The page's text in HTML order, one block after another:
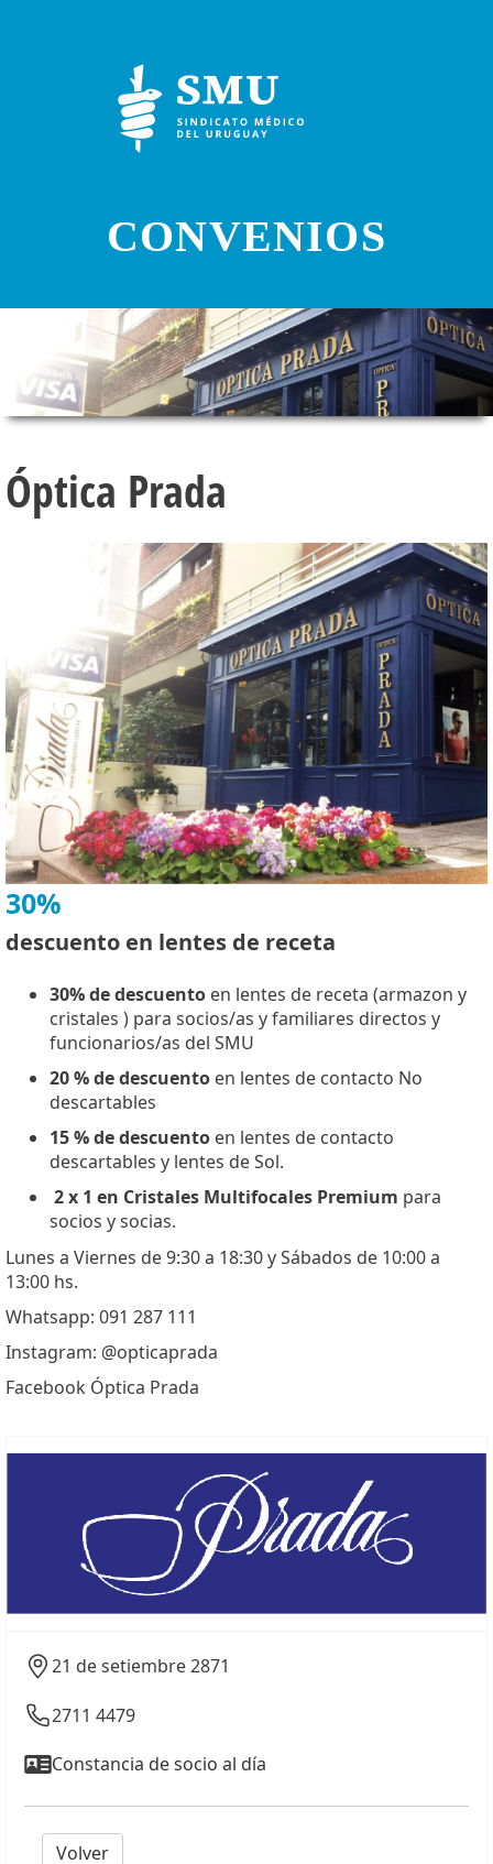
CONVENIOS
Óptica Prada
30%
descuento en lentes de receta
30% de descuento en lentes de receta (armazon y
cristales ) para socios/as y familiares directos y
funcionarios/as del SMU
20 % de descuento en lentes de contacto No
descartables
15 % de descuento en lentes de contacto
descartables y lentes de Sol.
2 x 1 en Cristales Multifocales Premium para
socios y socias.
Lunes a Viernes de 9:30 a 18:30 y Sábados de 10:00 a
13:00 hs.
Whatsapp: 091 287 111
Instagram: @opticaprada
Facebook Óptica Prada
21 de setiembre 2871
2711 4479
Constancia de socio al día
Volver